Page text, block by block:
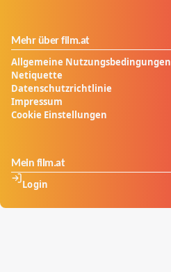
Mehr über film.at
Allgemeine Nutzungsbedingungen
Netiquette
Datenschutzrichtlinie
Impressum
Cookie Einstellungen
Mein film.at
Login